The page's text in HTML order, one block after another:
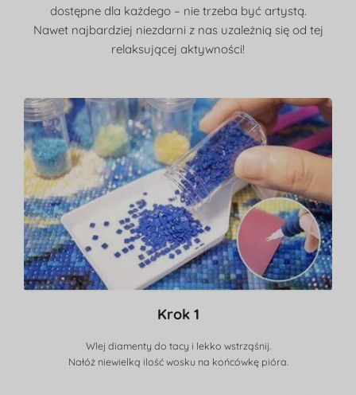
dostępne dla każdego – nie trzeba być artystą.
Nawet najbardziej niezdarni z nas uzależnią się od tej
relaksującej aktywności!
Krok 1
Wlej diamenty do tacy i lekko wstrząśnij.
Nałóż niewielką ilość wosku na końcówkę pióra.